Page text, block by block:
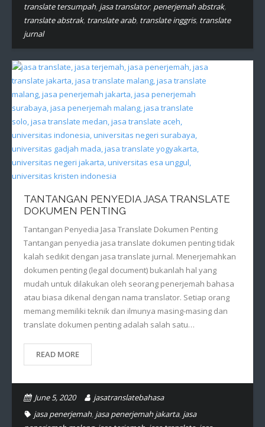
translate tersumpah, jasa translator, penerjemah abstrak,
translate abstrak, translate arab, translate inggris, translate
jurnal
TANTANGAN PENYEDIA JASA TRANSLATE
DOKUMEN PENTING
Tantangan Penyedia Jasa Translate Dokumen Penting
Tantangan penyedia jasa translate dokumen penting tidak
kalah sedikit dengan jasa translate jurnal. Menerjemahkan
dokumen penting (legal document) bukanlah hal yang
mudah untuk dilakukan oleh seorang penerjemah bahasa
atau biasa dikenal dengan nama translator. Setiap orang
memang memiliki teknik dan ilmunya masing-masing dan
translate dokumen penting adalah salah satu…
READ MORE
June 5, 2020
jasatranslatebahasa
jasa penerjemah, jasa penerjemah jakarta, jasa